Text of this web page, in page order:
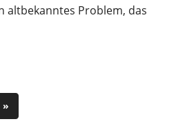
altbekanntes Problem, das
Nächste
Beiträge
»